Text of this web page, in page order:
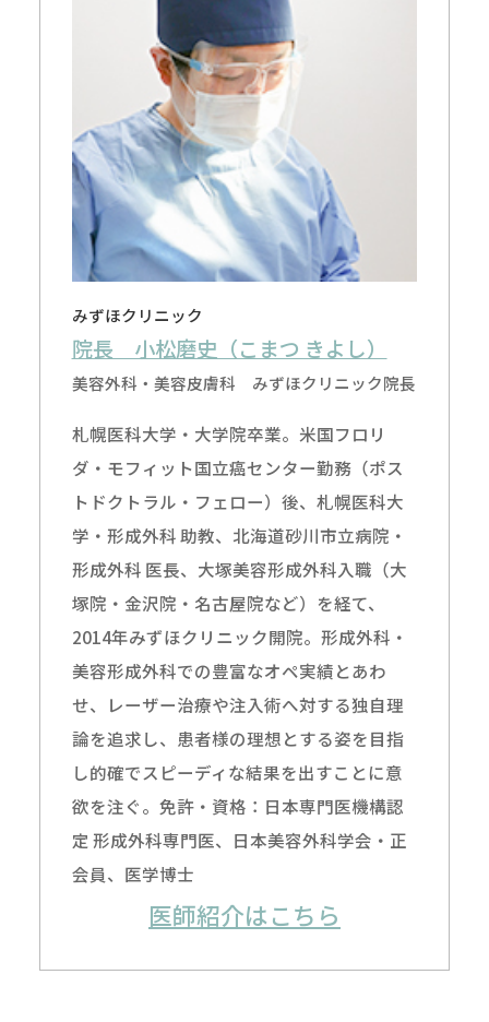
みずほクリニック
院長 小松磨史（こまつ きよし）
美容外科・美容皮膚科 みずほクリニック院長
札幌医科大学・大学院卒業。米国フロリ
ダ・モフィット国立癌センター勤務（ポス
トドクトラル・フェロー）後、札幌医科大
学・形成外科 助教、北海道砂川市立病院・
形成外科 医長、大塚美容形成外科入職（大
塚院・金沢院・名古屋院など）を経て、
2014年みずほクリニック開院。形成外科・
美容形成外科での豊富なオペ実績とあわ
せ、レーザー治療や注入術へ対する独自理
論を追求し、患者様の理想とする姿を目指
し的確でスピーディな結果を出すことに意
欲を注ぐ。免許・資格：日本専門医機構認
定 形成外科専門医、日本美容外科学会・正
会員、医学博士
医師紹介はこちら